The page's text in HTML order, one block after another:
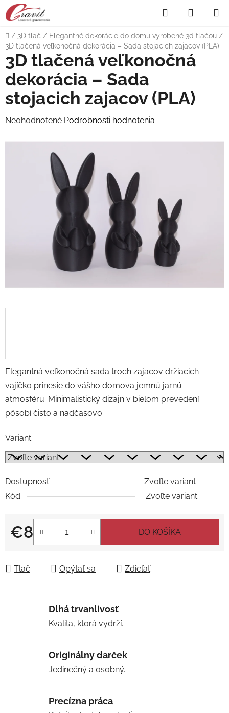
Prejsť
na
obsah
Hľadať
KOŠÍK
Domov
/ 3D tlač / Elegantné dekorácie do domu vyrobené 3d tlačou /
3D tlačená veľkonočná dekorácia – Sada stojacich zajacov (PLA)
Elegantná veľkonočná sada troch zajacov držiacich
vajíčko prinesie do vášho domova jemnú jarnú
atmosféru. Minimalistický dizajn v bielom prevedení
pôsobí čisto a nadčasovo.
Variant:
Dostupnosť
Zvoľte variant
Kód:
Zvoľte variant
€8
Jednotková cena:
DO KOŠÍKA
Tlač Opýtať sa Zdieľať
3D tlačená veľkonočná
dekorácia – Sada
stojacich zajacov (PLA)
Priemerné
Neohodnotené Podrobnosti hodnotenia
Dlhá trvanlivosť
Kvalita, ktorá vydrží.
Originálny darček
Jedinečný a osobný.
Precízna práca